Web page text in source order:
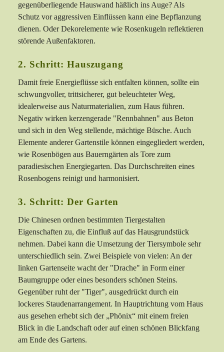
gegenüberliegende Hauswand häßlich ins Auge? Als
Schutz vor aggressiven Einflüssen kann eine Bepflanzung
dienen. Oder Dekorelemente wie Rosenkugeln reflektieren
störende Außenfaktoren.
2. Schritt: Hauszugang
Damit freie Energieflüsse sich entfalten können, sollte ein
schwungvoller, trittsicherer, gut beleuchteter Weg,
idealerweise aus Naturmaterialien, zum Haus führen.
Negativ wirken kerzengerade "Rennbahnen" aus Beton
und sich in den Weg stellende, mächtige Büsche. Auch
Elemente anderer Gartenstile können eingegliedert werden,
wie Rosenbögen aus Bauerngärten als Tore zum
paradiesischen Energiegarten. Das Durchschreiten eines
Rosenbogens reinigt und harmonisiert.
3. Schritt: Der Garten
Die Chinesen ordnen bestimmten Tiergestalten
Eigenschaften zu, die Einfluß auf das Hausgrundstück
nehmen. Dabei kann die Umsetzung der Tiersymbole sehr
unterschiedlich sein. Zwei Beispiele von vielen: An der
linken Gartenseite wacht der "Drache" in Form einer
Baumgruppe oder eines besonders schönen Steins.
Gegenüber ruht der "Tiger", ausgedrückt durch ein
lockeres Staudenarrangement. In Hauptrichtung vom Haus
aus gesehen erhebt sich der „Phönix“ mit einem freien
Blick in die Landschaft oder auf einen schönen Blickfang
am Ende des Gartens.